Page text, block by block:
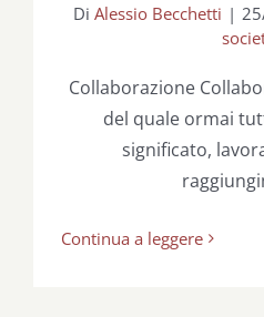
Di Alessio Becchetti |
Collaborazione
del quale ormai
significato,
Continua a leggere